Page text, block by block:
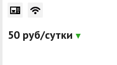
50 руб/сутки